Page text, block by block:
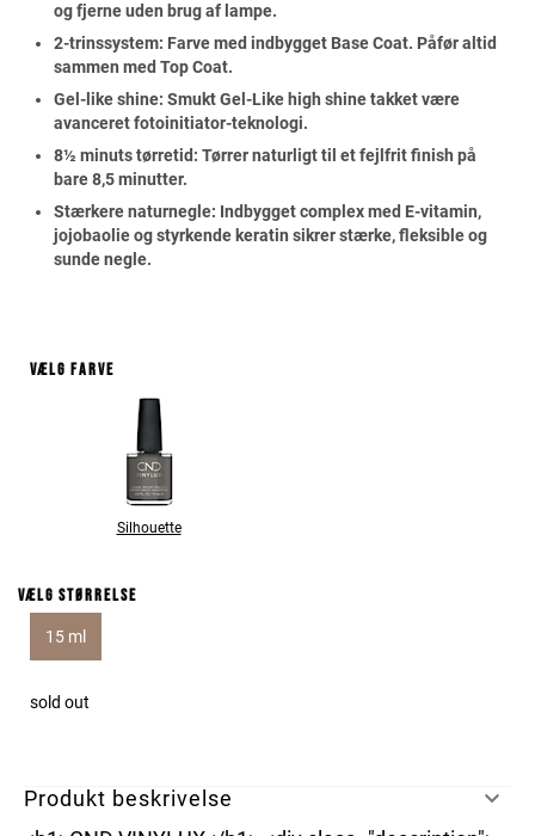
og fjerne uden brug af lampe.
2-trinssystem: Farve med indbygget Base Coat. Påfør altid
sammen med Top Coat.
Gel-like shine: Smukt Gel-Like high shine takket være
avanceret fotoinitiator-teknologi.
8½ minuts tørretid: Tørrer naturligt til et fejlfrit finish på
bare 8,5 minutter.
Stærkere naturnegle: Indbygget complex med E-vitamin,
jojobaolie og styrkende keratin sikrer stærke, fleksible og
sunde negle.
Vælg farve
Silhouette
Vælg størrelse
15 ml
sold out
Produkt beskrivelse